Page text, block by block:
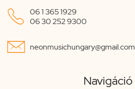
 06 1 365 1929
06 30 252 9300
 neonmusichungary@gmail.com
Navigáció